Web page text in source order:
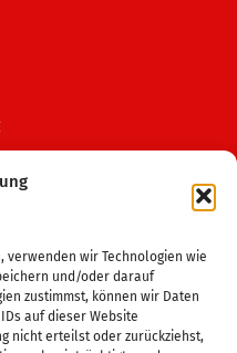
verwenden wir Technologien wie
und/oder darauf
zustimmst, können wir Daten
auf dieser Website
nicht erteilst oder zurückziehst,